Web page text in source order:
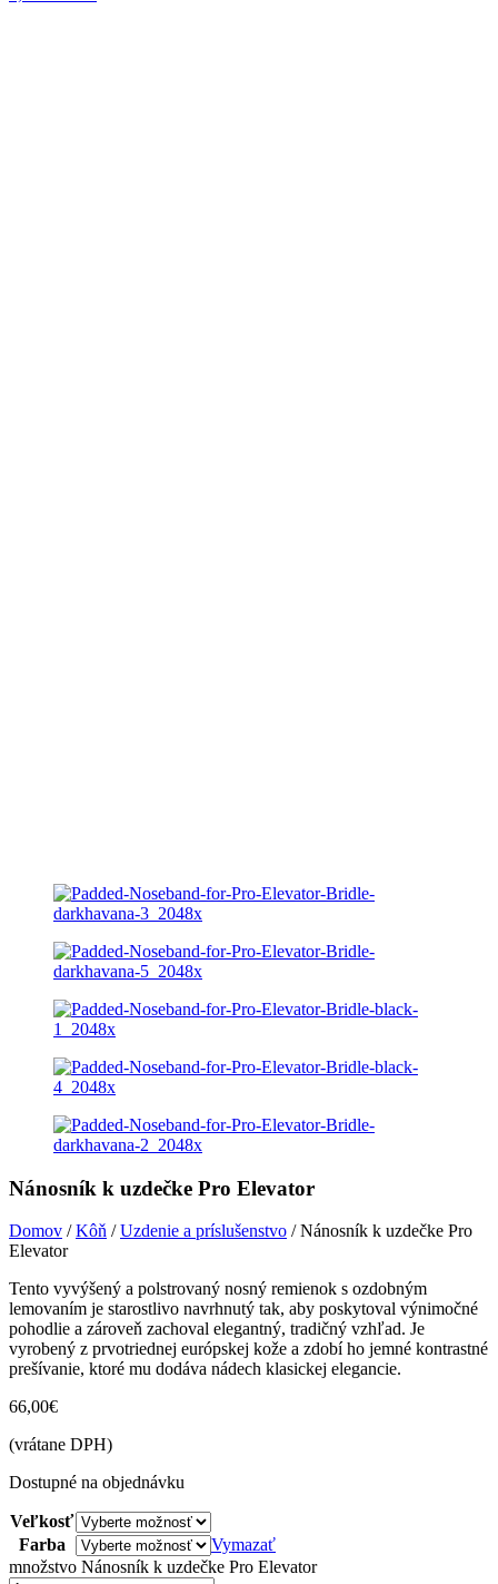
Nánosník k uzdečke Pro Elevator
Domov /Kôň /Uzdenie a príslušenstvo / Nánosník k uzdečke Pro
Elevator
Tento vyvýšený a polstrovaný nosný remienok s ozdobným
lemovaním je starostlivo navrhnutý tak, aby poskytoval výnimočné
pohodlie a zároveň zachoval elegantný, tradičný vzhľad. Je
vyrobený z prvotriednej európskej kože a zdobí ho jemné kontrastné
prešívanie, ktoré mu dodáva nádech klasickej elegancie.
66,00€
(vrátane DPH)
Dostupné na objednávku
Veľkosť
Farba
Vymazať
množstvo Nánosník k uzdečke Pro Elevator